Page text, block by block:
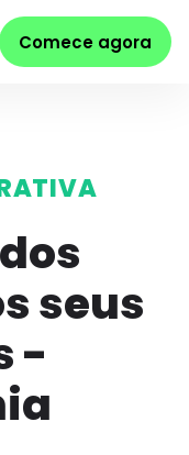
Comece agora
seus
-